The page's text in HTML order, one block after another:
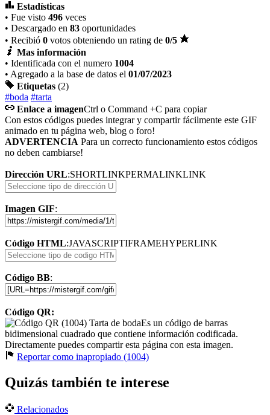
Estadísticas
• Fue visto 496 veces
• Descargado en 83 oportunidades
• Recibió 0 votos obteniendo un rating de 0/5
Mas información
• Identificada con el numero 1004
• Agregado a la base de datos el 01/07/2023
Etiquetas (2)
#boda #tarta
Enlace a imagenCtrl o Command +C para copiar
Con estos códigos puedes integrar y compartir fácilmente este GIF
animado en tu página web, blog o foro!
ADVERTENCIA Para un correcto funcionamiento estos códigos
no deben cambiarse!
Dirección URL:SHORTLINKPERMALINKLINK
Imagen GIF:
Código HTML:JAVASCRIPTIFRAMEHYPERLINK
Código BB:
Código QR:
Es un código de barras
bidimensional cuadrado que contiene información codificada.
Directamente puedes compartir esta página con esta imagen.
Reportar como inapropiado (1004)
Quizás también te interese
Relacionados